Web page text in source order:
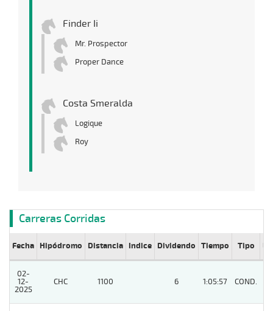
Finder Ii
Mr. Prospector
Proper Dance
Costa Smeralda
Logique
Roy
Carreras Corridas
Fecha Hipódromo Distancia Indice Dividendo Tiempo Tipo Lº
02-
12-
2025
CHC 1100 6 1:05:57 COND.